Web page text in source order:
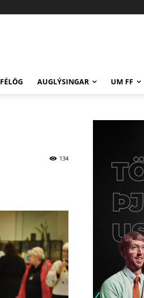
FÉLÖG AUGLÝSINGAR UM FF
134